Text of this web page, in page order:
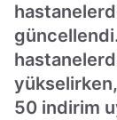
50 indirim